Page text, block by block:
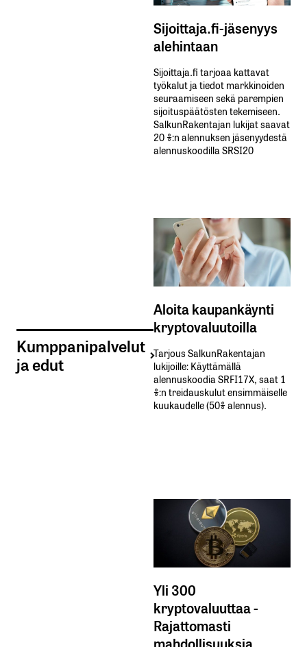
Kumppanipalvelut
ja edut
Sijoittaja.fi-jäsenyys
alehintaan
Sijoittaja.fi tarjoaa kattavat
työkalut ja tiedot markkinoiden
seuraamiseen sekä parempien
sijoituspäätösten tekemiseen.
SalkunRakentajan lukijat saavat
20 %:n alennuksen jäsenyydestä
alennuskoodilla SRSI20
Aloita kaupankäynti
kryptovaluutoilla
Tarjous SalkunRakentajan
lukijoille: Käyttämällä​ ​
alennuskoodia​ ​SRFI17X,​ ​saat​ ​1
%:n treidauskulut​ ​ensimmäiselle​ ​
kuukaudelle​ ​(50%​ ​alennus).
Yli 300
kryptovaluuttaa -
Rajattomasti